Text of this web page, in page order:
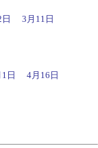
3月11日
日
4月16日